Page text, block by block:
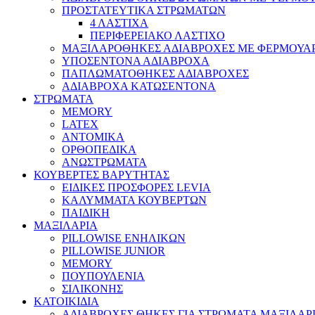
ΠΡΟΣΤΑΤΕΥΤΙΚΑ ΣΤΡΩΜΑΤΩΝ
4 ΛΑΣΤΙΧΑ
ΠΕΡΙΦΕΡΕΙΑΚΟ ΛΑΣΤΙΧΟ
ΜΑΞΙΛΑΡΟΘΗΚΕΣ ΑΔΙΑΒΡΟΧΕΣ ΜΕ
ΥΠΟΣΕΝΤΟΝΑ ΑΔΙΑΒΡΟΧΑ
ΠΑΠΛΩΜΑΤΟΘΗΚΕΣ ΑΔΙΑΒΡΟΧΕΣ
ΑΔΙΑΒΡΟΧΑ ΚΑΤΩΣΕΝΤΟΝΑ
ΣΤΡΩΜΑΤΑ
MEMORY
LATEX
ΑΝΤΟΜΙΚΑ
ΟΡΘΟΠΕΔΙΚΑ
ΑΝΩΣΤΡΩΜΑΤΑ
ΚΟΥΒΕΡΤΕΣ ΒΑΡΥΤΗΤΑΣ
ΕΙΔΙΚΕΣ ΠΡΟΣΦΟΡΕΣ LEVIA
ΚΑΛΥΜΜΑΤΑ ΚΟΥΒΕΡΤΩΝ
ΠΑΙΔΙΚΗ
ΜΑΞΙΛΑΡΙΑ
PILLOWISE ΕΝΗΛΙΚΩΝ
PILLOWISE JUNIOR
MEMORY
ΠΟΥΠΟΥΛΕΝΙΑ
ΣΙΛΙΚΟΝΗΣ
ΚΑΤΟΙΚΙΔΙΑ